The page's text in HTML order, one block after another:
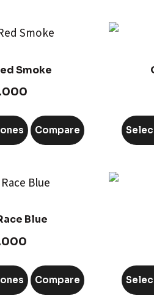
Smoke
Compare
Blue
Compare